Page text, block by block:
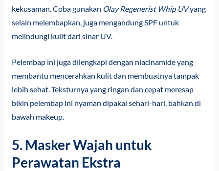
kekusaman. Coba gunakan Olay Regenerist Whip UVyang
selain melembapkan, juga mengandung SPF untuk
melindungi kulit dari sinar UV.
Pelembap ini juga dilengkapi dengan niacinamide yang
membantu mencerahkan kulit dan membuatnya tampak
lebih sehat. Teksturnya yang ringan dan cepat meresap
bikin pelembap ini nyaman dipakai sehari-hari, bahkan di
bawah makeup.
5. Masker Wajah untuk
Perawatan Ekstra